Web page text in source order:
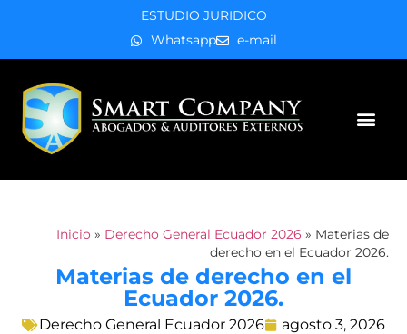
ESTUDIO JURIDICO
Whatsapp
e-mail
Inicio » Derecho General Ecuador 2026 » Materias de
derecho en el Ecuador 2026.
Materias de derecho en el
Ecuador 2026.
Derecho General Ecuador 2026 agosto 3, 2026